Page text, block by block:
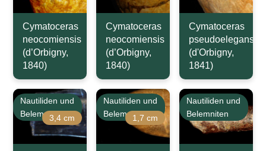
Cymatoceras
neocomiensis
(d’Orbigny,
1840)
Cymatoceras
neocomiensis
(d’Orbigny,
1840)
Cymatoceras
pseudoelegans
(d'Orbigny,
1841)
Nautiliden und
Belemniten3,4 cm
Nautiliden und
Belemniten1,7 cm
Nautiliden und
Belemniten